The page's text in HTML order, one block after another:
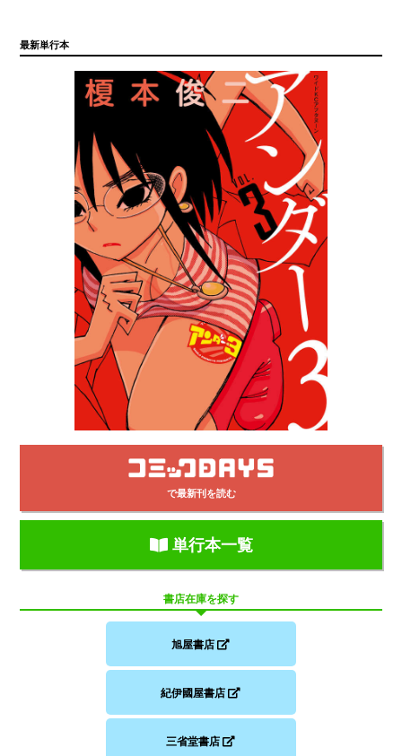
最新単行本
で最新刊を読む
単行本一覧
書店在庫を探す
旭屋書店
紀伊國屋書店
三省堂書店